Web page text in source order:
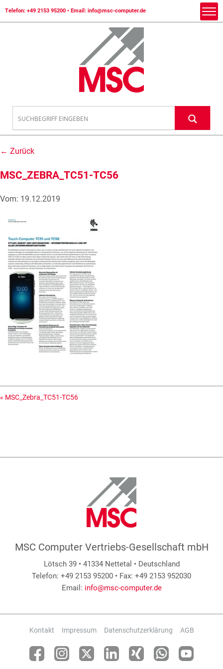
Telefon: +49 2153 95200 • Email: info@msc-computer.de
← Zurück
MSC_ZEBRA_TC51-TC56
Vom: 19.12.2019
« MSC_Zebra_TC51-TC56
MSC Computer Vertriebs-Gesellschaft mbH
Lötsch 39 • 41334 Nettetal • Deutschland
Telefon: +49 2153 95200 • Fax: +49 2153 952030
Email: info@msc-computer.de
Kontakt Impressum Datenschutzerklärung AGB